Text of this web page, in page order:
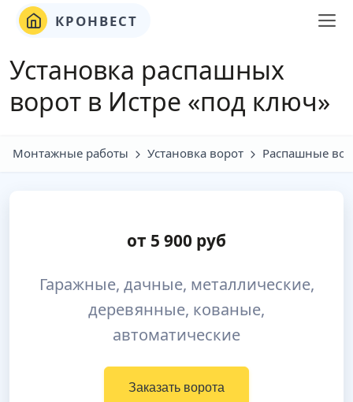
КРОНВЕСТ
Установка распашных
ворот в Истре «под ключ»
Монтажные работы Установка ворот Распашные
от 5 900 руб
Гаражные, дачные, металлические,
деревянные, кованые,
автоматические
Заказать ворота